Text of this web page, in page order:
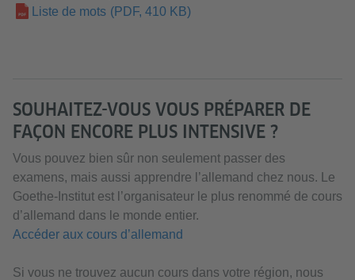
Liste de mots (PDF, 410 KB)
SOUHAITEZ-VOUS VOUS PRÉPARER DE
FAÇON ENCORE PLUS INTENSIVE ?
Vous pouvez bien sûr non seulement passer des
examens, mais aussi apprendre l’allemand chez nous. Le
Goethe-Institut est l’organisateur le plus renommé de cours
d’allemand dans le monde entier.
Accéder aux cours d’allemand
Si vous ne trouvez aucun cours dans votre région, nous